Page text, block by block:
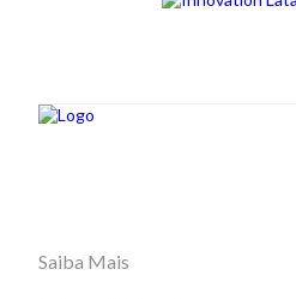
Saiba Mais